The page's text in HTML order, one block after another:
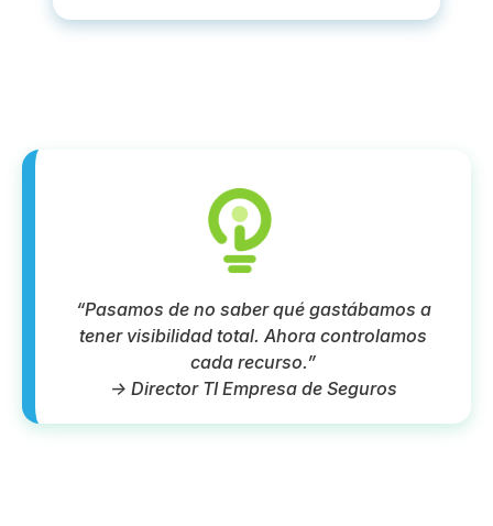
“Pasamos de no saber qué gastábamos a
tener visibilidad total. Ahora controlamos
cada recurso.”
-> Director TI Empresa de Seguros